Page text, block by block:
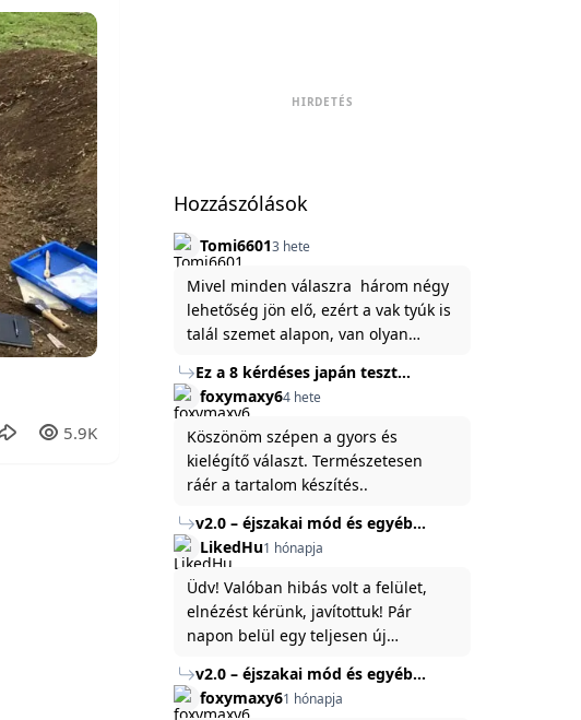
5.9K
HIRDETÉS
Hozzászólások
Tomi66013 hete
Mivel minden válaszra három négy
lehetőség jön elő, ezért a vak tyúk is
talál szemet alapon, van olyan
Ez a 8 kérdéses japán teszt
hibátlanul feltárja az igazságot
rólad
foxymaxy64 hete
Köszönöm szépen a gyors és
kielégítő választ. Természetesen
ráér a tartalom készítés..
v2.0 – éjszakai mód és egyéb
fejlesztések
LikedHu1 hónapja
Üdv! Valóban hibás volt a felület,
elnézést kérünk, javítottuk! Pár
napon belül egy teljesen új
weboldal legújabb, 3.0-ás verzióját,
és vélhetően ez zavart be kicsit.Egy
v2.0 – éjszakai mód és egyéb
fejlesztések
foxymaxy61 hónapja